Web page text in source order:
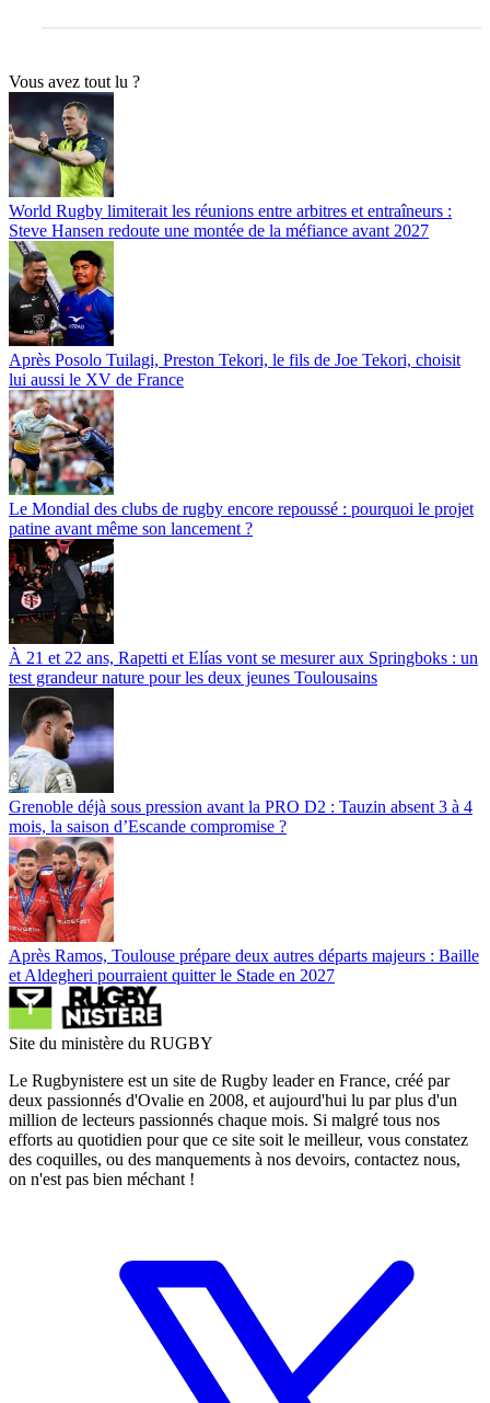
Vous avez tout lu ?
World Rugby limiterait les réunions entre arbitres et entraîneurs :
Steve Hansen redoute une montée de la méfiance avant 2027
Après Posolo Tuilagi, Preston Tekori, le fils de Joe Tekori, choisit
lui aussi le XV de France
Le Mondial des clubs de rugby encore repoussé : pourquoi le projet
patine avant même son lancement ?
À 21 et 22 ans, Rapetti et Elías vont se mesurer aux Springboks : un
test grandeur nature pour les deux jeunes Toulousains
Grenoble déjà sous pression avant la PRO D2 : Tauzin absent 3 à 4
mois, la saison d’Escande compromise ?
Après Ramos, Toulouse prépare deux autres départs majeurs : Baille
et Aldegheri pourraient quitter le Stade en 2027
Site du ministère du RUGBY
Le Rugbynistere est un site de Rugby leader en France, créé par
deux passionnés d'Ovalie en 2008, et aujourd'hui lu par plus d'un
million de lecteurs passionnés chaque mois. Si malgré tous nos
efforts au quotidien pour que ce site soit le meilleur, vous constatez
des coquilles, ou des manquements à nos devoirs, contactez nous,
on n'est pas bien méchant !